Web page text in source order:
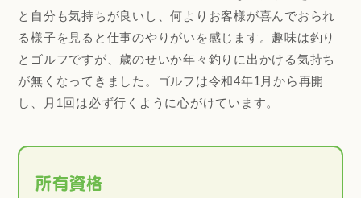
と自分も気持ちが良いし、何よりお客様が喜んでおられ
る様子を見ると仕事のやりがいを感じます。趣味は釣り
とゴルフですが、歳のせいか年々釣りに出かける気持ち
が無くなってきました。ゴルフは令和4年1月から再開
し、月1回は必ず行くように心がけています。
所有資格